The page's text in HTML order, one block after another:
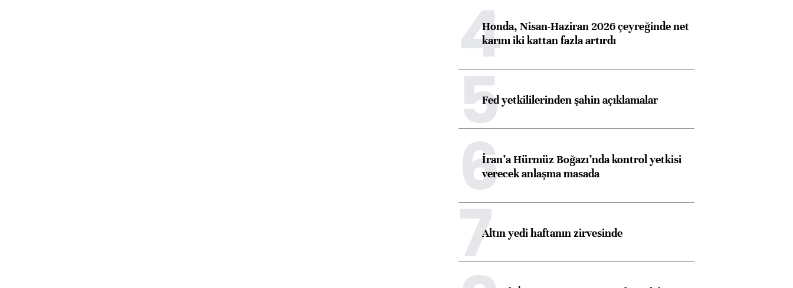
4Honda, Nisan-Haziran 2026 çeyreğinde net
karını iki kattan fazla artırdı
5Fed yetkililerinden şahin açıklamalar
6İran’a Hürmüz Boğazı’nda kontrol yetkisi
verecek anlaşma masada
7Altın yedi haftanın zirvesinde